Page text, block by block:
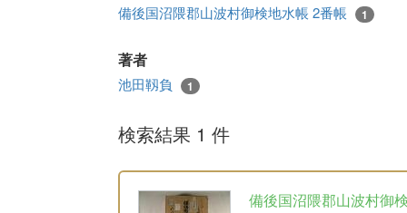
備後国沼隈郡山波村御検地水帳 2番帳 1
著者
池田靱負 1
検索結果 1 件
備後国沼隈郡山波村御